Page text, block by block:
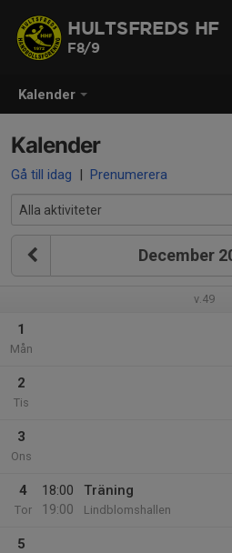
Kalender
HULTSFREDS HF
F8/9
Kalender
Gå till idag | Prenumerera
December
v.49
1
Mån
2
Tis
3
Ons
4
Tor
18:00
19:00
Träning
Lindblomshallen
5